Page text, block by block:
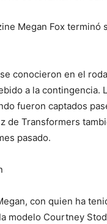
Megan Fox terminó
conocieron en el
a la contingencia.
fueron captados
de Transformers
pasado.
con quien ha
modelo Courtney